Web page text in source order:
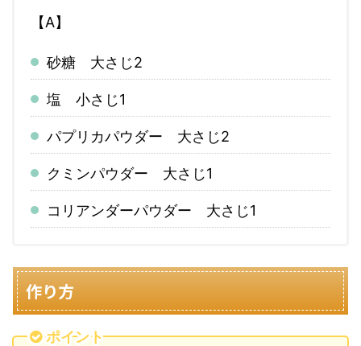
【A】
砂糖 大さじ2
塩 小さじ1
パプリカパウダー 大さじ2
クミンパウダー 大さじ1
コリアンダーパウダー 大さじ1
作り方
ポイント